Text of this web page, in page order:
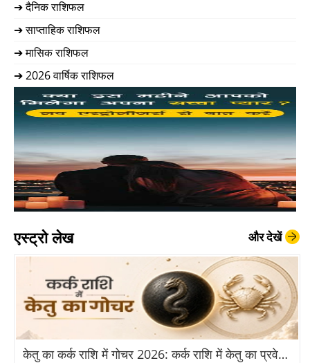
➔ दैनिक राशिफल
➔ साप्ताहिक राशिफल
➔ मासिक राशिफल
➔ 2026 वार्षिक राशिफल
एस्ट्रो लेख और देखें
केतु का कर्क राशि में गोचर 2026: कर्क राशि में केतु का प्रवेश से किन राशियों को होगा बड़ा लाभ?